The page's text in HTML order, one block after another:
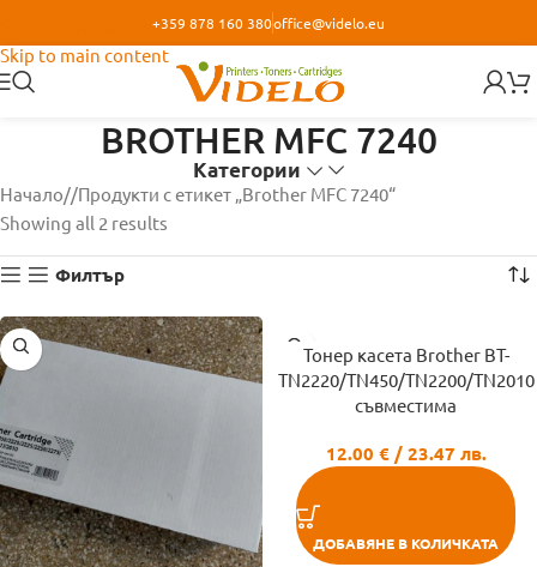
Skip to main content
+359 878 160 380office@videlo.eu
BROTHER MFC 7240
Категории
Начало/ Продукти с етикет „Brother MFC 7240“
Showing all 2 results
Филтър
Тонер касета Brother BT-
TN2220/TN450/TN2200/TN2010
съвместима
12.00 €/ 23.47 лв.
ДОБАВЯНЕ В КОЛИЧКАТА